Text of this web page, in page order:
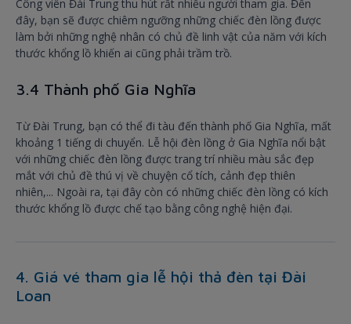
Công viên Đài Trung thu hút rất nhiều người tham gia. Đến
đây, bạn sẽ được chiêm ngưỡng những chiếc đèn lồng được
làm bởi những nghệ nhân có chủ đề linh vật của năm với kích
thước khổng lồ khiến ai cũng phải trầm trồ.
3.4 Thành phố Gia Nghĩa
Từ Đài Trung, bạn có thể đi tàu đến thành phố Gia Nghĩa, mất
khoảng 1 tiếng di chuyển. Lễ hội đèn lồng ở Gia Nghĩa nổi bật
với những chiếc đèn lồng được trang trí nhiều màu sắc đẹp
mắt với chủ đề thú vị về chuyện cổ tích, cảnh đẹp thiên
nhiên,... Ngoài ra, tại đây còn có những chiếc đèn lồng có kích
thước khổng lồ được chế tạo bằng công nghệ hiện đại.
4. Giá vé tham gia lễ hội thả đèn tại Đài
Loan